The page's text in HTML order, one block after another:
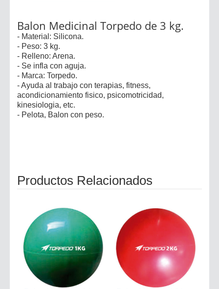
Balon Medicinal Torpedo de 3 kg.
- Material: Silicona.
- Peso: 3 kg.
- Relleno: Arena.
- Se infla con aguja.
- Marca: Torpedo.
- Ayuda al trabajo con terapias, fitness,
acondicionamiento fisico, psicomotricidad,
kinesiologia, etc.
- Pelota, Balon con peso.
Productos Relacionados